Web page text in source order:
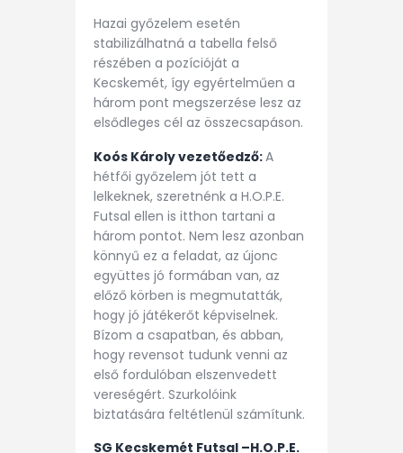
Hazai győzelem esetén
stabilizálhatná a tabella felső
részében a pozícióját a
Kecskemét, így egyértelműen a
három pont megszerzése lesz az
elsődleges cél az összecsapáson.
Koós Károly vezetőedző:A
hétfői győzelem jót tett a
lelkeknek, szeretnénk a H.O.P.E.
Futsal ellen is itthon tartani a
három pontot. Nem lesz azonban
könnyű ez a feladat, az újonc
együttes jó formában van, az
előző körben is megmutatták,
hogy jó játékerőt képviselnek.
Bízom a csapatban, és abban,
hogy revensot tudunk venni az
első fordulóban elszenvedett
vereségért. Szurkolóink
biztatására feltétlenül számítunk.
SG Kecskemét Futsal –H.O.P.E.